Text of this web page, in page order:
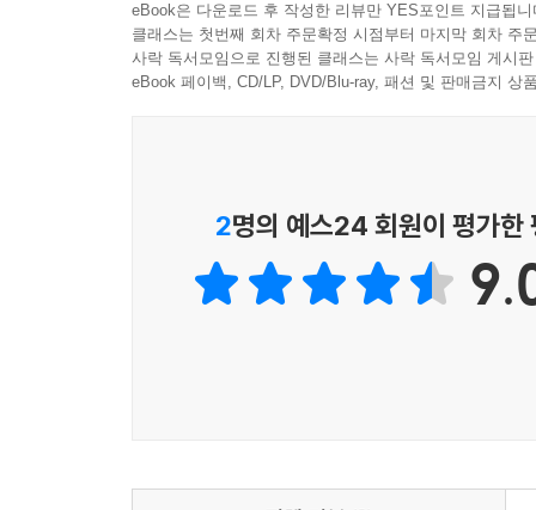
C++ 표준이나 레퍼런스라는 타이틀이 붙으면 이
책들이 대부분이기 때문이죠. 하지만 라이너
안겨줬습니다. 이 책은 C++ API 자체를 나열한
C++의 기본을 학습하고 나서 추가 학습을 할 때
개발을 하면 코드를 더욱더 발전시킬 수 있을 것
eBook은 다운로드 후 작성한 리뷰만 YES포인트 지급됩니
클래스는 첫번째 회차 주문확정 시점부터 마지막 회차 주
사락 독서모임으로 진행된 클래스는 사락 독서모임 게시
eBook 페이백, CD/LP, DVD/Blu-ray, 패션 및 판매금지 상
2명의 예스24 회원이 평가한